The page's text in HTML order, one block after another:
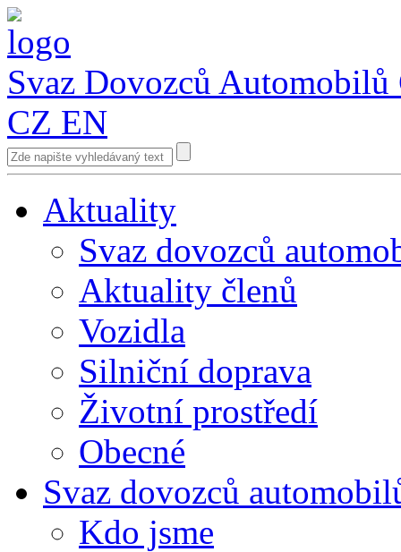
Svaz Dovozců Automobilů
CZ EN
Aktuality
Svaz dovozců
Aktuality členů
Vozidla
Silniční doprava
Životní prostředí
Obecné
Svaz dovozců
Kdo jsme